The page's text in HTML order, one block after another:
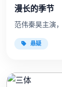
漫长的季节
范伟秦昊主演
悬疑